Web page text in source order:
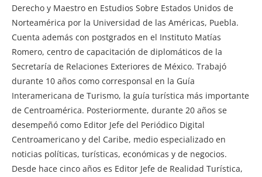
Derecho y Maestro en Estudios Sobre Estados Unidos de
Norteamérica por la Universidad de las Américas, Puebla.
Cuenta además con postgrados en el Instituto Matías
Romero, centro de capacitación de diplomáticos de la
Secretaría de Relaciones Exteriores de México. Trabajó
durante 10 años como corresponsal en la Guía
Interamericana de Turismo, la guía turística más importante
de Centroamérica. Posteriormente, durante 20 años se
desempeñó como Editor Jefe del Periódico Digital
Centroamericano y del Caribe, medio especializado en
noticias políticas, turísticas, económicas y de negocios.
Desde hace cinco años es Editor Jefe de Realidad Turística,